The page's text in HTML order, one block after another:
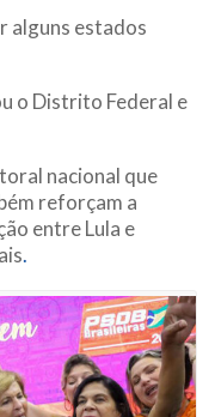
alguns estados
o Distrito Federal e
nacional que
reforçam a
entre Lula e
.